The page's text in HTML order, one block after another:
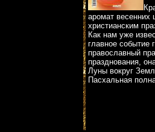
аромат
христианским
Как нам уже
главное событие
православный
празднования,
Луны вокруг
Пасхальная